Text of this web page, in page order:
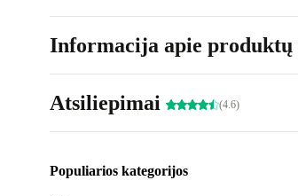
Informacija apie
Atsiliepimai (4.6)
Populiarios kategorijos